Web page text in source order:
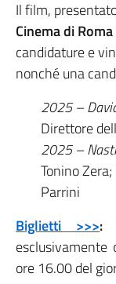
Il film,
Cinema di Roma
candidature e
nonché una
2025 –
Direttore
2025 –
Tonino
Parrini
Biglietti >>>:
ore 16.00 del